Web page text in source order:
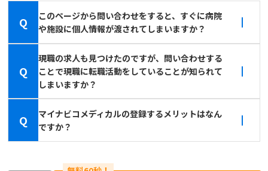
Q
このページから問い合わせをすると、すぐに病院
や施設に個人情報が渡されてしまいますか？
Q
現職の求人も見つけたのですが、問い合わせする
ことで現職に転職活動をしていることが知られて
しまいますか？
Q
マイナビコメディカルの登録するメリットはなん
ですか？